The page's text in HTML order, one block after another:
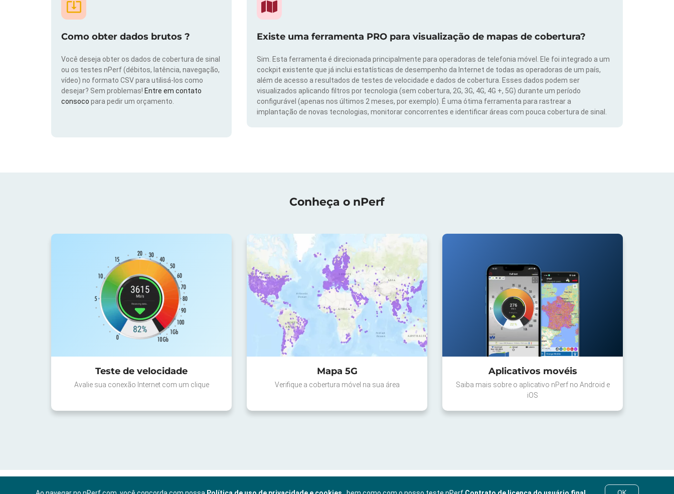
Como obter dados brutos ?
Você deseja obter os dados de cobertura de sinal
ou os testes nPerf (débitos, latência, navegação,
vídeo) no formato CSV para utilisá-los como
desejar? Sem problemas! Entre em contato
consoco para pedir um orçamento.
Existe uma ferramenta PRO para visualização de mapas de cobertura?
Sim. Esta ferramenta é direcionada principalmente para operadoras de telefonia móvel. Ele foi integrado a um
cockpit existente que já inclui estatísticas de desempenho da Internet de todas as operadoras de um país,
além de acesso a resultados de testes de velocidade e dados de cobertura. Esses dados podem ser
visualizados aplicando filtros por tecnologia (sem cobertura, 2G, 3G, 4G, 4G +, 5G) durante um período
configurável (apenas nos últimos 2 meses, por exemplo). É uma ótima ferramenta para rastrear a
implantação de novas tecnologias, monitorar concorrentes e identificar áreas com pouca cobertura de sinal.
Conheça o nPerf
Teste de velocidade
Avalie sua conexão Internet com um clique
Mapa 5G
Verifique a cobertura móvel na sua área
Aplicativos movéis
Saiba mais sobre o aplicativo nPerf no Android e
iOS